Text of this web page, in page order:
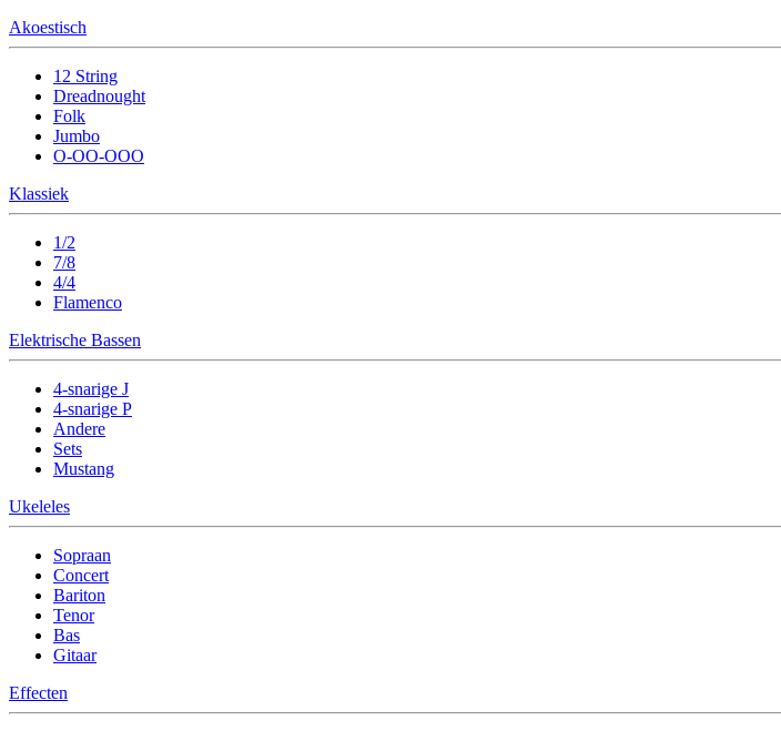
Akoestisch
12 String
Dreadnought
Folk
Jumbo
O-OO-OOO
Klassiek
1/2
7/8
4/4
Flamenco
Elektrische Bassen
4-snarige J
4-snarige P
Andere
Sets
Mustang
Ukeleles
Sopraan
Concert
Bariton
Tenor
Bas
Gitaar
Effecten